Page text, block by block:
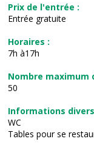
Prix de l'entrée :
Entrée gratuite
Horaires :
7h à17h
Nombre maximum
50
Informations
WC
Tables pour se